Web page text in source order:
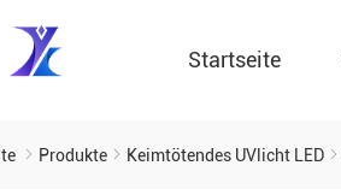
Startseite
Produkte Keimtötendes UVlicht LED